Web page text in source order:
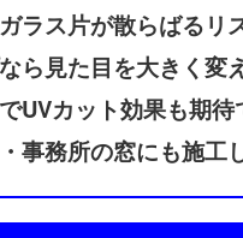
ラス片が散らばるリ
ら見た目を大きく変
UVカット効果も期待
事務所の窓にも施工